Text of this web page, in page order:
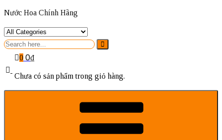
Nước Hoa Chính Hãng
Search
0 0₫
Chưa có sản phẩm trong giỏ hàng.